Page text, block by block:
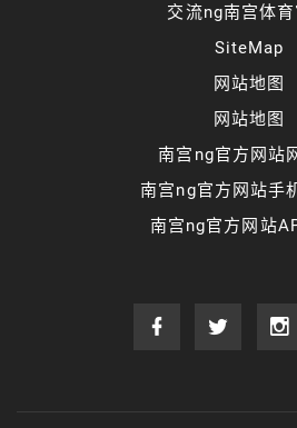
交流ng南宫体育
SiteMap
网站地图
网站地图
南宫ng官方网站
南宫ng官方网站手
南宫ng官方网站